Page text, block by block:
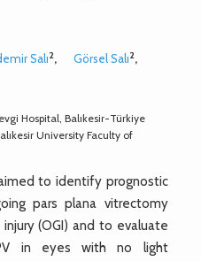
Salı2, Görsel Salı2,
Hospital, Balıkesir-Türkiye
University Faculty of
to identify prognostic
pars plana vitrectomy
(OGI) and to evaluate
in eyes with no light